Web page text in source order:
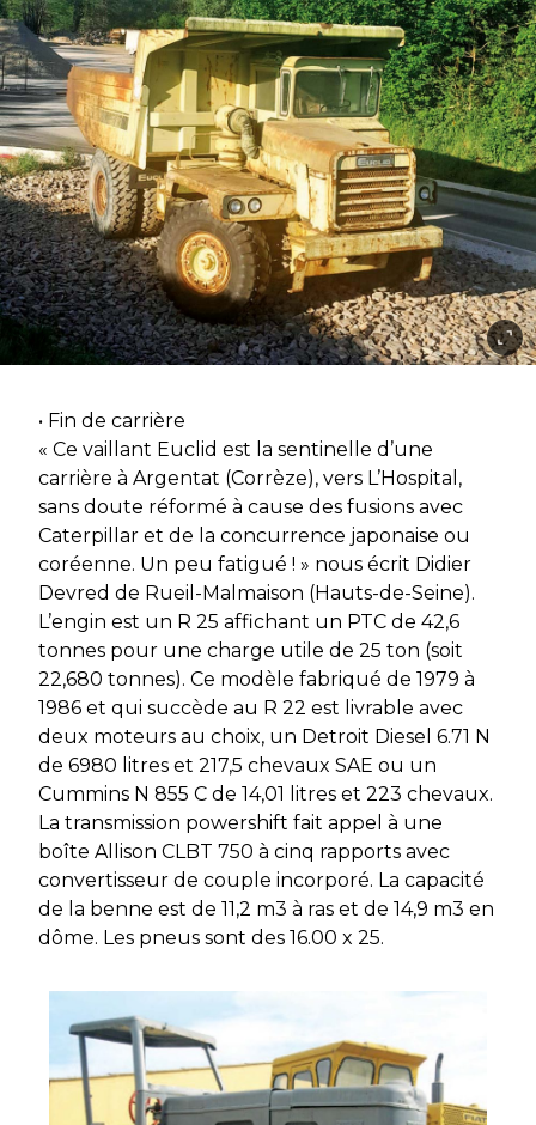
• Fin de carrière
« Ce vaillant Euclid est la sentinelle d’une
carrière à Argentat (Corrèze), vers L’Hospital,
sans doute réformé à cause des fusions avec
Caterpillar et de la concurrence japonaise ou
coréenne. Un peu fatigué ! » nous écrit Didier
Devred de Rueil-Malmaison (Hauts-de-Seine).
L’engin est un R 25 affichant un PTC de 42,6
tonnes pour une charge utile de 25 ton (soit
22,680 tonnes). Ce modèle fabriqué de 1979 à
1986 et qui succède au R 22 est livrable avec
deux moteurs au choix, un Detroit Diesel 6.71 N
de 6980 litres et 217,5 chevaux SAE ou un
Cummins N 855 C de 14,01 litres et 223 chevaux.
La transmission powershift fait appel à une
boîte Allison CLBT 750 à cinq rapports avec
convertisseur de couple incorporé. La capacité
de la benne est de 11,2 m3 à ras et de 14,9 m3 en
dôme. Les pneus sont des 16.00 x 25.